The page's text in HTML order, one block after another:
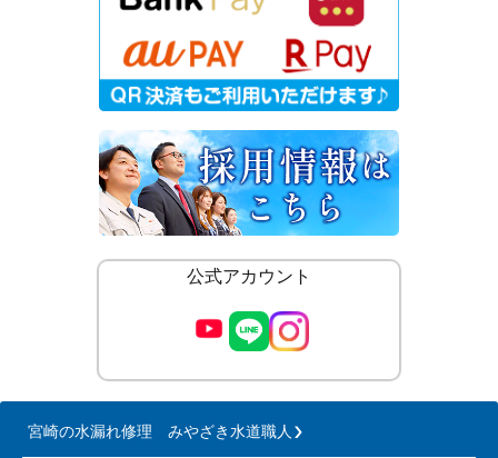
公式アカウント
宮崎の水漏れ修理 みやざき水道職人